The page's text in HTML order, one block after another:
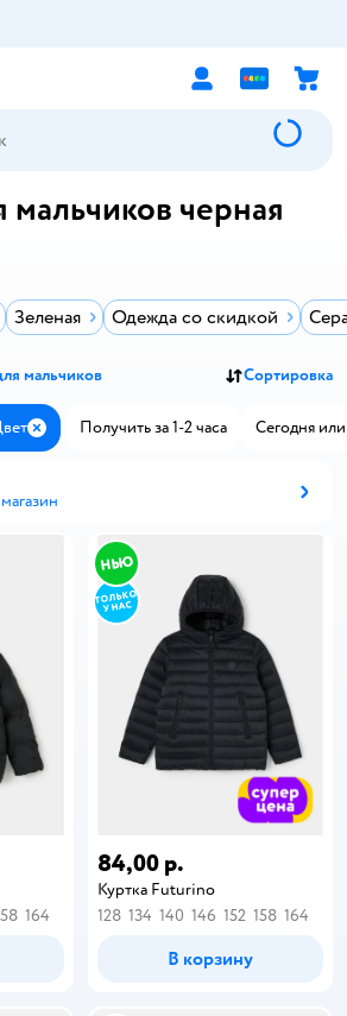
черная
Зеленая Одежда со скидкой
мальчиков Сортировка
ЗакрытьПолучить за 1-2 часа Сегодня или
164
84,00 р.
Куртка Futurino
128 134 140 146 152 158 164
В корзину